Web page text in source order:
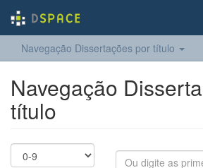
Navegação Dissertações por título
Navegação
título